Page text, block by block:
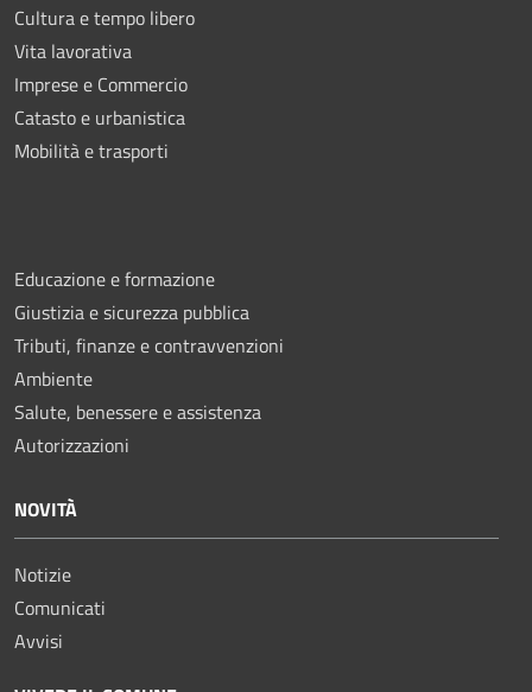
Cultura e tempo libero
Vita lavorativa
Imprese e Commercio
Catasto e urbanistica
Mobilità e trasporti
Educazione e formazione
Giustizia e sicurezza pubblica
Tributi, finanze e contravvenzioni
Ambiente
Salute, benessere e assistenza
Autorizzazioni
NOVITÀ
Notizie
Comunicati
Avvisi